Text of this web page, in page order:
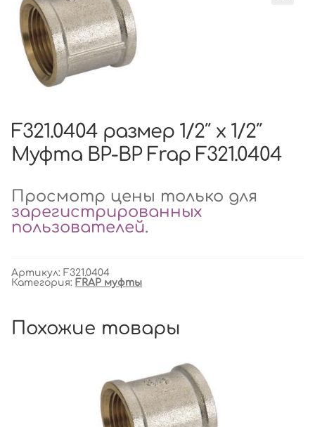
F321.0404 размер 1/2″ x 1/2″
Муфта ВР-ВР Frap F321.0404
Просмотр цены только для
зарегистрированных
пользователей.
Артикул: F321.0404
Категория: FRAP муфты
Похожие товары